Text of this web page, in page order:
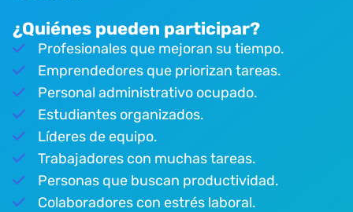
¿Quiénes pueden participar?
Profesionales que mejoran su tiempo.
Emprendedores que priorizan tareas.
Personal administrativo ocupado.
Estudiantes organizados.
Líderes de equipo.
Trabajadores con muchas tareas.
Personas que buscan productividad.
Colaboradores con estrés laboral.